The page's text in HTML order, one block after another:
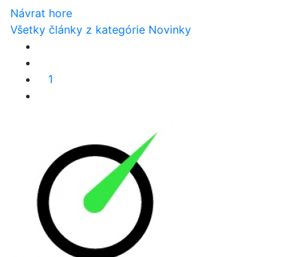
Návrat hore
Všetky články z kategórie Novinky
1